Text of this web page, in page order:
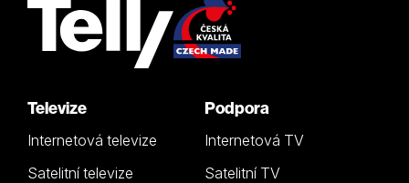
Televize
Internetová televize
Satelitní televize
Podpora
Internetová TV
Satelitní TV